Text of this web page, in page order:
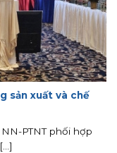
sản xuất và chế
PTNT phối hợp